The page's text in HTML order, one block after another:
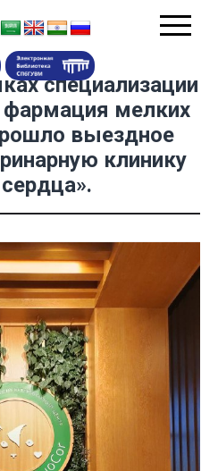
специализации
фармация мелких
выездное
клинику